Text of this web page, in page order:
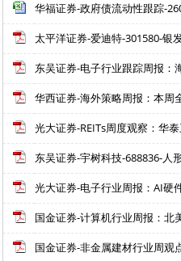
华福证券-政府债流动性跟踪-
太平洋证券-爱迪特-301580-银
东吴证券-电子行业跟踪周报：
华西证券-海外策略周报：本周
光大证券-REITs周度观察：华
东吴证券-宇树科技-688836-人
光大证券-电子行业周报：AI硬
国金证券-计算机行业周报：北
国金证券-非金属建材行业周观